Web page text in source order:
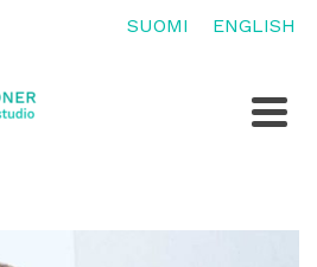
SUOMI ENGLISH